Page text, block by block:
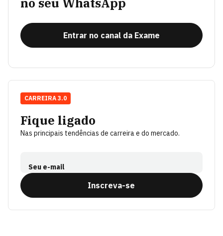
Entrar no canal da Exame
Fique ligado
Nas principais tendências de carreira e do mercado.
Seu e-mail
Inscreva-se
CARREIRA 3.0